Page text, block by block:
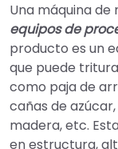
Una máquina de
equipos de
producto es un
que puede
como paja de
cañas de
madera, etc.
en estructura,